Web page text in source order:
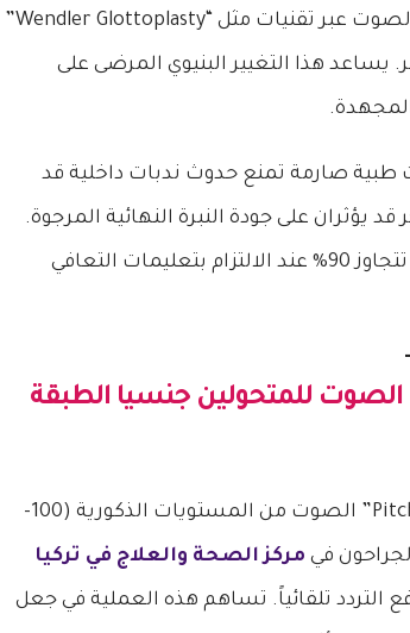
جذري لا يتأثر بمرور الوقت. تؤدي الجراحة إلى تعديل ميكانيكا الصوت عبر تقنيات مثل “Wendler Glottoplasty”
هذا التغيير البنيوي المرضى على
طبية صارمة تمنع حدوث ندبات داخلية قد
يؤثران على جودة النبرة النهائية المرجوة.
, فإن جراحات الصوت الجندرية تحقق نسب رضا تتجاوز 90% عند الالتزام بتعليمات التعافي
للمتحولين جنسيا الطبقة
على رفع “Pitch” الصوت من المستويات الذكورية (100-
مركز الصحة والعلاج في تركيا
التردد تلقائياً. تساهم هذه العملية في جعل